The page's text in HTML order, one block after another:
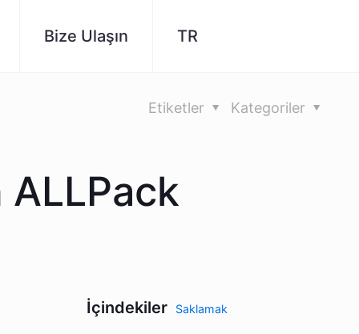
Bize Ulaşın TR
Kategoriler
Etiketler
ALLPack
İçindekiler Saklamak